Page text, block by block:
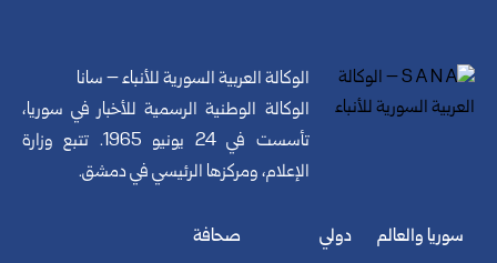
الوكالة العربية السورية للأنباء – سانا
الوكالة الوطنية الرسمية للأخبار في سوريا،
تأسست في 24 يونيو 1965. تتبع وزارة
الإعلام، ومركزها الرئيسي في دمشق.
سوريا والعالم
دولي
صحافة